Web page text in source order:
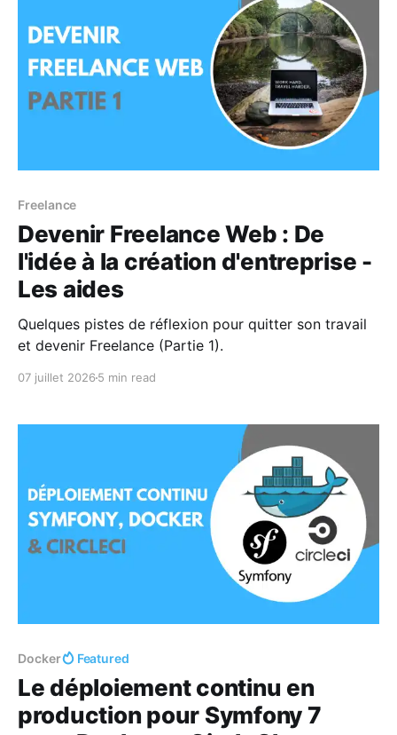
Freelance
Devenir Freelance Web : De
l'idée à la création d'entreprise -
Les aides
Quelques pistes de réflexion pour quitter son travail
et devenir Freelance (Partie 1).
07 juillet 2026 5 min read
Docker Featured
Le déploiement continu en
production pour Symfony 7